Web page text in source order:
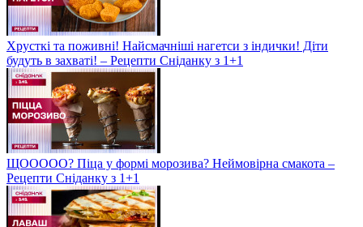
Хрусткі та поживні! Найсмачніші нагетси з індички! Діти
будуть в захваті! – Рецепти Сніданку з 1+1
ЩООООО? Піца у формі морозива? Неймовірна смакота –
Рецепти Сніданку з 1+1